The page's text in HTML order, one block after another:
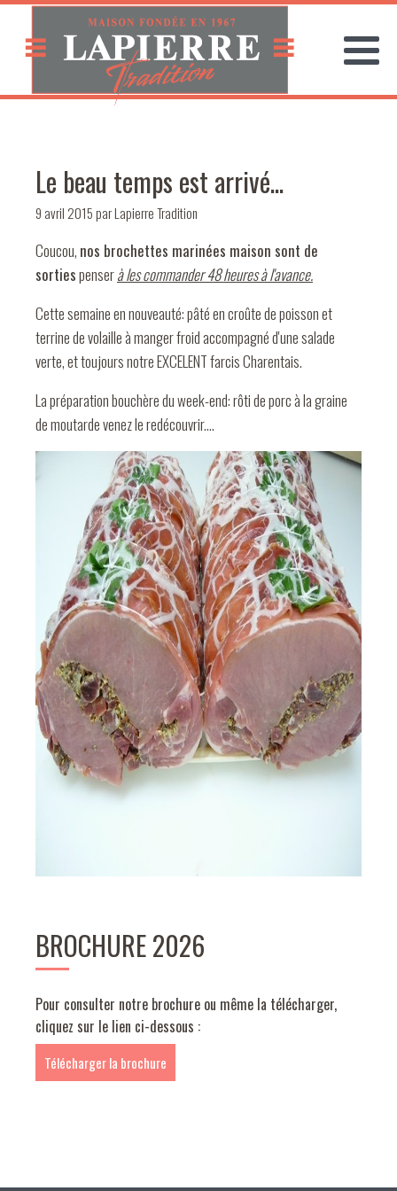
Le beau temps est arrivé...
9 avril 2015parLapierre Tradition
Coucou, nos brochettes marinées maison sont de
sortiespenserà les commander 48 heures à l'avance.
Cette semaine en nouveauté: pâté en croûte de poisson et
terrine de volaille à manger froid accompagné d'une salade
verte, et toujours notre EXCELENT farcis Charentais.
La préparation bouchère du week-end: rôti de porc à la graine
de moutarde venez le redécouvrir....
BROCHURE 2026
Pour consulter notre brochure ou même la télécharger,
cliquez sur le lien ci-dessous :
Télécharger la brochure